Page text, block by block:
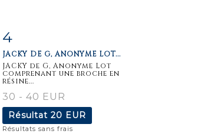
4
JACKY DE G, ANONYME LOT...
JACKY de G, Anonyme Lot
comprenant une broche en
résine...
30 - 40 EUR
Résultat 20 EUR
Résultats sans frais